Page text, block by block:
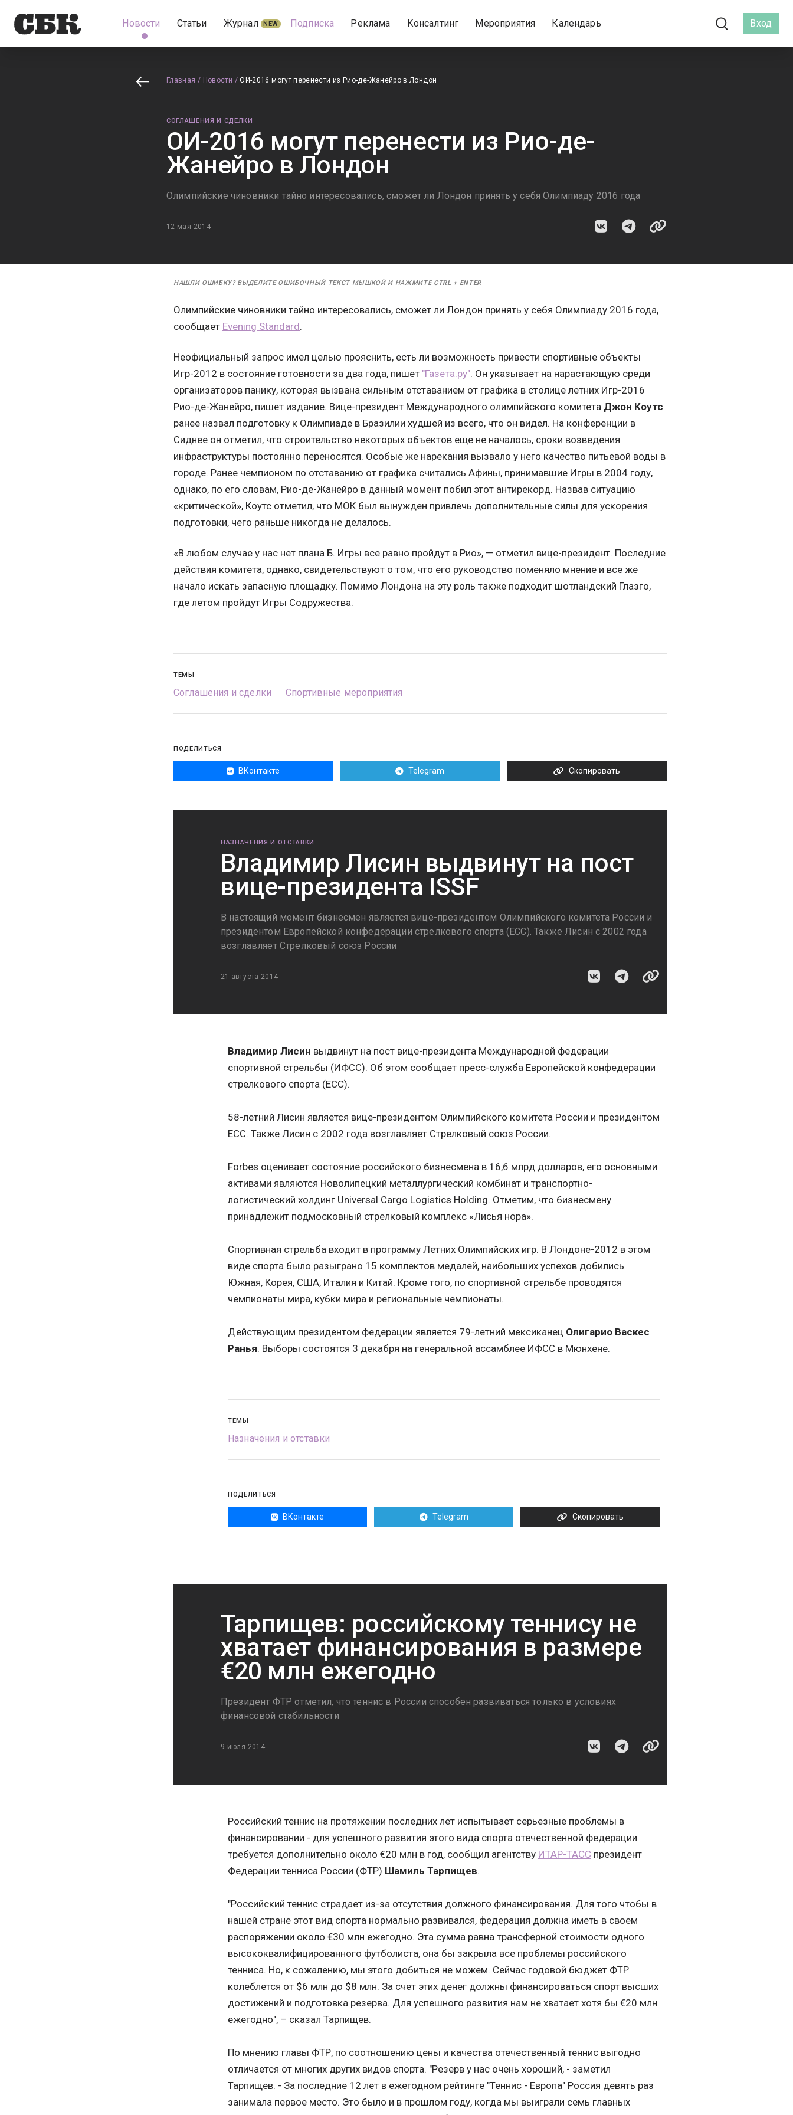
Новости Статьи Журнал NEW Подписка Реклама Консалтинг Мероприятия Календарь Вход
Главная / Новости / ОИ-2016 могут перенести из Рио-де-Жанейро в Лондон
СОГЛАШЕНИЯ И СДЕЛКИ
ОИ-2016 могут перенести из Рио-де-
Жанейро в Лондон
Олимпийские чиновники тайно интересовались, сможет ли Лондон принять у себя Олимпиаду 2016 года
12 мая 2014
НАШЛИ ОШИБКУ? ВЫДЕЛИТЕ ОШИБОЧНЫЙ ТЕКСТ МЫШКОЙ И НАЖМИТЕ CTRL + ENTER
Олимпийские чиновники тайно интересовались, сможет ли Лондон принять у себя Олимпиаду 2016 года,
сообщает Evening Standard.
Неофициальный запрос имел целью прояснить, есть ли возможность привести спортивные объекты
Игр-2012 в состояние готовности за два года, пишет "Газета.ру". Он указывает на нарастающую среди
организаторов панику, которая вызвана сильным отставанием от графика в столице летних Игр-2016
Рио-де-Жанейро, пишет издание. Вице-президент Международного олимпийского комитета Джон Коутс
ранее назвал подготовку к Олимпиаде в Бразилии худшей из всего, что он видел. На конференции в
Сиднее он отметил, что строительство некоторых объектов еще не началось, сроки возведения
инфраструктуры постоянно переносятся. Особые же нарекания вызвало у него качество питьевой воды в
городе. Ранее чемпионом по отставанию от графика считались Афины, принимавшие Игры в 2004 году,
однако, по его словам, Рио-де-Жанейро в данный момент побил этот антирекорд. Назвав ситуацию
«критической», Коутс отметил, что МОК был вынужден привлечь дополнительные силы для ускорения
подготовки, чего раньше никогда не делалось.
«В любом случае у нас нет плана Б. Игры все равно пройдут в Рио», — отметил вице-президент. Последние
действия комитета, однако, свидетельствуют о том, что его руководство поменяло мнение и все же
начало искать запасную площадку. Помимо Лондона на эту роль также подходит шотландский Глазго,
где летом пройдут Игры Содружества.
ТЕМЫ
Соглашения и сделки Спортивные мероприятия
ПОДЕЛИТЬСЯ
ВКонтакте Telegram Скопировать
НАЗНАЧЕНИЯ И ОТСТАВКИ
Владимир Лисин выдвинут на пост
вице-президента ISSF
В настоящий момент бизнесмен является вице-президентом Олимпийского комитета России и
президентом Европейской конфедерации стрелкового спорта (ЕСС). Также Лисин с 2002 года
возглавляет Стрелковый союз России
21 августа 2014
Владимир Лисин выдвинут на пост вице-президента Международной федерации
спортивной стрельбы (ИФСС). Об этом сообщает пресс-служба Европейской конфедерации
стрелкового спорта (ЕСС).
58-летний Лисин является вице-президентом Олимпийского комитета России и президентом
ЕСС. Также Лисин с 2002 года возглавляет Стрелковый союз России.
Forbes оценивает состояние российского бизнесмена в 16,6 млрд долларов, его основными
активами являются Новолипецкий металлургический комбинат и транспортно-
логистический холдинг Universal Cargo Logistics Holding. Отметим, что бизнесмену
принадлежит подмосковный стрелковый комплекс «Лисья нора».
Спортивная стрельба входит в программу Летних Олимпийских игр. В Лондоне-2012 в этом
виде спорта было разыграно 15 комплектов медалей, наибольших успехов добились
Южная, Корея, США, Италия и Китай. Кроме того, по спортивной стрельбе проводятся
чемпионаты мира, кубки мира и региональные чемпионаты.
Действующим президентом федерации является 79-летний мексиканец Олигарио Васкес
Ранья. Выборы состоятся 3 декабря на генеральной ассамблее ИФСС в Мюнхене.
ТЕМЫ
Назначения и отставки
ПОДЕЛИТЬСЯ
ВКонтакте Telegram Скопировать
Тарпищев: российскому теннису не
хватает финансирования в размере
€20 млн ежегодно
Президент ФТР отметил, что теннис в России способен развиваться только в условиях
финансовой стабильности
9 июля 2014
Российский теннис на протяжении последних лет испытывает серьезные проблемы в
финансировании - для успешного развития этого вида спорта отечественной федерации
требуется дополнительно около €20 млн в год, сообщил агентству ИТАР-ТАСС президент
Федерации тенниса России (ФТР) Шамиль Тарпищев.
"Российский теннис страдает из-за отсутствия должного финансирования. Для того чтобы в
нашей стране этот вид спорта нормально развивался, федерация должна иметь в своем
распоряжении около €30 млн ежегодно. Эта сумма равна трансферной стоимости одного
высококвалифицированного футболиста, она бы закрыла все проблемы российского
тенниса. Но, к сожалению, мы этого добиться не можем. Сейчас годовой бюджет ФТР
колеблется от $6 млн до $8 млн. За счет этих денег должны финансироваться спорт высших
достижений и подготовка резерва. Для успешного развития нам не хватает хотя бы €20 млн
ежегодно", – сказал Тарпищев.
По мнению главы ФТР, по соотношению цены и качества отечественный теннис выгодно
отличается от многих других видов спорта. "Резерв у нас очень хороший, - заметил
Тарпищев. - За последние 12 лет в ежегодном рейтинге "Теннис - Европа" Россия девять раз
занимала первое место. Это было и в прошлом году, когда мы выиграли семь главных